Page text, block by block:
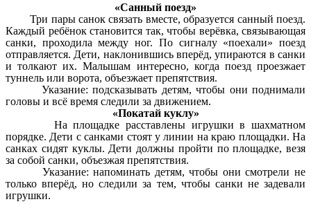
«Санный поезд»
Три пары санок связать вместе, образуется санный поезд.
Каждый ребёнок становится так, чтобы верёвка, связывающая
санки, проходила между ног. По сигналу «поехали» поезд
отправляется. Дети, наклонившись вперёд, упираются в санки
и толкают их. Малышам интересно, когда поезд проезжает
туннель или ворота, объезжает препятствия.
Указание: подсказывать детям, чтобы они поднимали
головы и всё время следили за движением.
«Покатай куклу»
На площадке расставлены игрушки в шахматном
порядке. Дети с санками стоят у линии на краю площадки. На
санках сидят куклы. Дети должны пройти по площадке, везя
за собой санки, объезжая препятствия.
Указание: напоминать детям, чтобы они смотрели не
только вперёд, но следили за тем, чтобы санки не задевали
игрушки.